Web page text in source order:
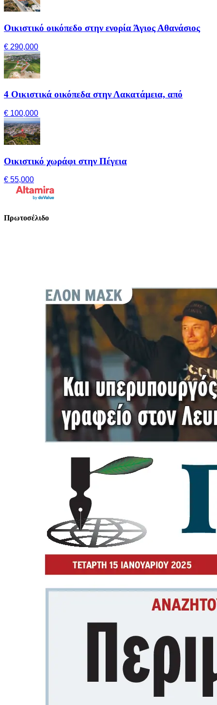
Οικιστικό οικόπεδο στην ενορία Άγιος Αθανάσιος
€ 290,000
4 Οικιστικά οικόπεδα στην Λακατάμεια, από
€ 100,000
Οικιστικό χωράφι στην Πέγεια
€ 55,000
Πρωτοσέλιδο